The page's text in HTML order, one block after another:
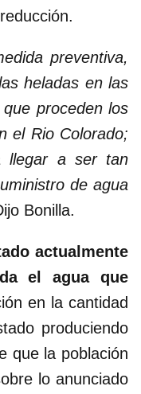
preventiva,
heladas en las
proceden los
el Rio Colorado;
llegar a ser tan
de agua
Bonilla.
actualmente
el agua que
en la cantidad
produciendo
que la población
lo anunciado